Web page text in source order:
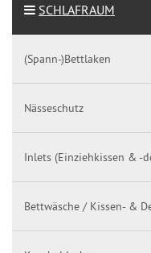
SCHLAFRAUM
(Spann-)Bettlaken
Nässeschutz
Inlets (Einziehkissen & -
Bettwäsche / Kissen- &